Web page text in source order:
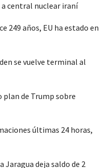
central nuclear iraní
249 años, EU ha estado en
se vuelve terminal al
plan de Trump sobre
últimas 24 horas,
Jaragua deja saldo de 2